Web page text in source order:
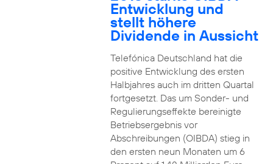
Entwicklung und
stellt höhere
Dividende in Aussicht
Telefónica Deutschland hat die
positive Entwicklung des ersten
Halbjahres auch im dritten Quartal
fortgesetzt. Das um Sonder- und
Regulierungseffekte bereinigte
Betriebsergebnis vor
Abschreibungen (OIBDA) stieg in
den ersten neun Monaten um 6